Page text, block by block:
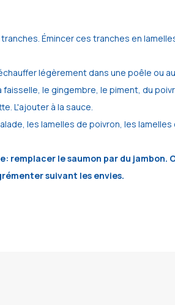
Émincer ces tranches en
légèrement dans une poêle ou
faisselle, le gingembre, le piment, du
L'ajouter à la sauce.
les lamelles de poivron, les lamelles
remplacer le saumon par du jambon.
suivant les envies.